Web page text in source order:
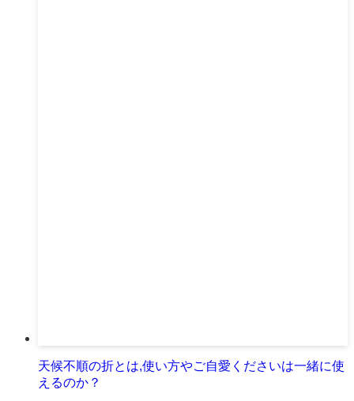
天候不順の折とは,使い方やご自愛くださいは一緒に使
えるのか？